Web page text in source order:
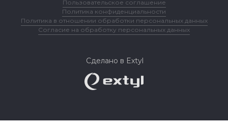
Пользовательское соглашение
Политика конфиденциальности
Политика в отношении обработки персональных данных
Согласие на обработку персональных данных
Сделано в Extyl